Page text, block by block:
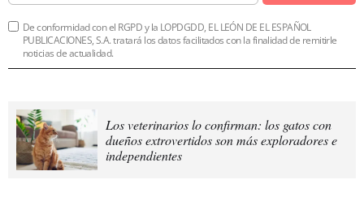
De conformidad con el RGPD y la LOPDGDD, EL LEÓN DE EL ESPAÑOL
PUBLICACIONES, S.A. tratará los datos facilitados con la finalidad de remitirle
noticias de actualidad.
Los veterinarios lo confirman: los gatos con
dueños extrovertidos son más exploradores e
independientes